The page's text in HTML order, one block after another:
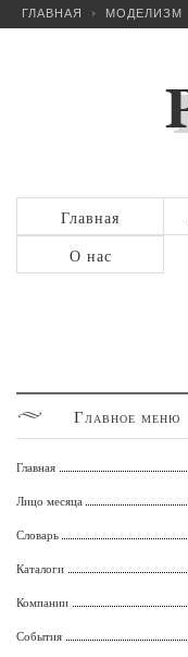
ГЛАВНАЯ МОДЕЛИЗМ
Главная
О нас
Главное меню
Главная
Лицо месяца
Словарь
Каталоги
Компании
События